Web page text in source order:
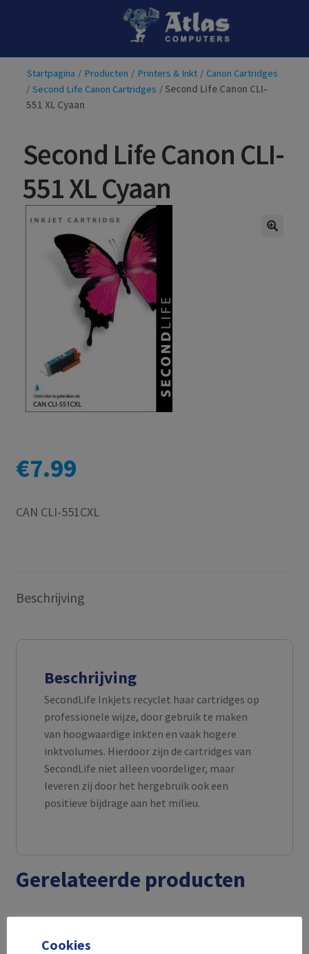
Ga
naar
navigatie
Ga
de
inhoud
Startpagina / Producten / Printers & Inkt / Canon Cartridges
/ Second Life Canon Cartridges / Second Life Canon CLI-
551 XL Cyaan
Second Life Canon CLI-
551 XL Cyaan
€7.99
CAN CLI-551CXL
Beschrijving
Beschrijving
SecondLife Inkjets recyclet haar cartridges op
professionele wijze, door gebruik te maken
van hoogwaardige inkten en vaak hogere
inktvolumes. Hierdoor zijn de cartridges van
SecondLife niet alleen voordeliger, maar
leveren zij door het hergebruik ook een
positieve bijdrage aan het milieu.
Gerelateerde producten
Cookies